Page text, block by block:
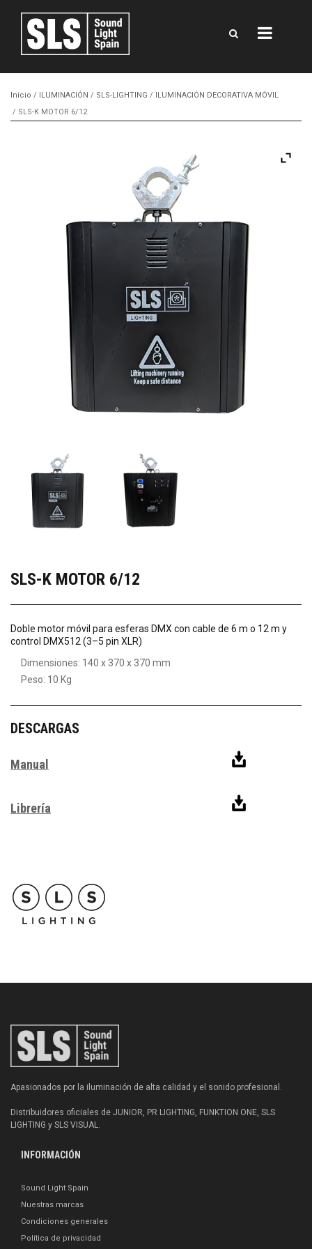
Inicio / ILUMINACIÓN / SLS-LIGHTING / ILUMINACIÓN DECORATIVA MÓVIL
/ SLS-K MOTOR 6/12
SLS-K MOTOR 6/12
Doble motor móvil para esferas DMX con cable de 6 m o 12 m y
control DMX512 (3–5 pin XLR)
Dimensiones: 140 x 370 x 370 mm
Peso: 10 Kg
DESCARGAS
Manual
Librería
Apasionados por la iluminación de alta calidad y el sonido profesional.
Distribuidores oficiales de JUNIOR, PR LIGHTING, FUNKTION ONE, SLS
LIGHTING y SLS VISUAL.
INFORMACIÓN
Sound Light Spain
Nuestras marcas
Condiciones generales
Política de privacidad